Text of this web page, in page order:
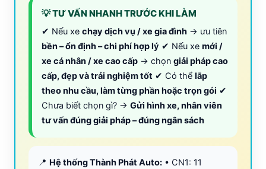
💡 TƯ VẤN NHANH TRƯỚC KHI LÀM
✔ Nếu xe chạy dịch vụ / xe gia đình → ưu tiên
bền – ổn định – chi phí hợp lý ✔ Nếu xe mới /
xe cá nhân / xe cao cấp → chọn giải pháp cao
cấp, đẹp và trải nghiệm tốt ✔ Có thể lắp
theo nhu cầu, làm từng phần hoặc trọn gói ✔
Chưa biết chọn gì? → Gửi hình xe, nhân viên
tư vấn đúng giải pháp – đúng ngân sách
📍 Hệ thống Thành Phát Auto: • CN1: 11